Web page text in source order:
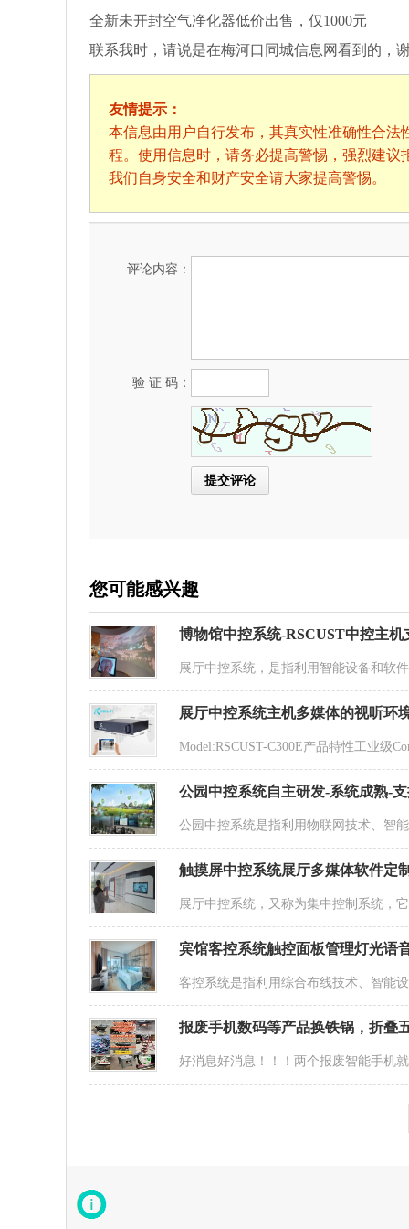
全新未开封空气净化器低价出售，仅1000元
联系我时，请说是在梅河口同城信息网看到的，
友情提示：
本信息由用户自行发布，其真实性准确性合
程。使用信息时，请务必提高警惕，强烈建
我们自身安全和财产安全请大家提高警惕。
评论内容：
验 证 码：
您可能感兴趣
博物馆中控系统-RSCUST中控主机
展厅中控系统，是指利用智能设备和软
展厅中控系统主机多媒体的视听环
Model:RSCUST-C300E产品特性工业级
公园中控系统自主研发-系统成熟-
公园中控系统是指利用物联网技术、智
触摸屏中控系统展厅多媒体软件定
展厅中控系统，又称为集中控制系统，
宾馆客控系统触控面板管理灯光语
客控系统是指利用综合布线技术、智能
报废手机数码等产品换铁锅，折叠
好消息好消息！！！两个报废智能手机